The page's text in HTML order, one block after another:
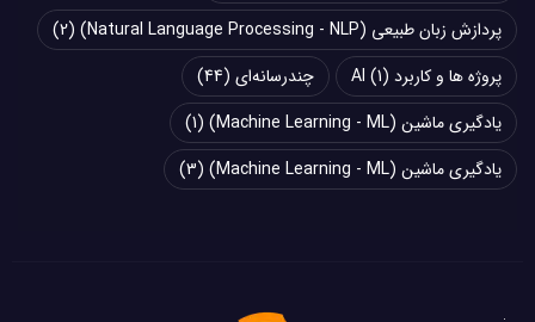
پردازش زبان طبیعی (Natural Language Processing - NLP)
(2)
پروژه ها و کاربرد AI (1) چند‌‌رسانه‌ای (44)
یادگیری ماشین (Machine Learning - ML)
(1)
یادگیری ماشین (Machine Learning - ML)
(3)